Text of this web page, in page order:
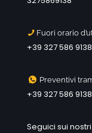
Fuori orario
+39 327 586 9138
Preventivi
+39 327 586 9138
Seguici sui